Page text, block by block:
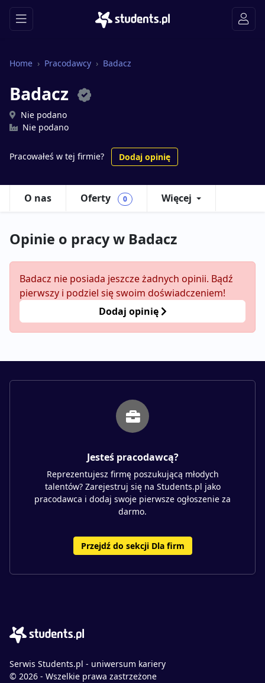
Home Pracodawcy Badacz
Badacz
Nie podano
Nie podano
Pracowałeś w tej firmie? Dodaj opinię
O nas Oferty 0 Więcej
Opinie o pracy w Badacz
Badacz nie posiada jeszcze żadnych opinii. Bądź
pierwszy i podziel się swoim doświadczeniem!
Dodaj opinię
Jesteś pracodawcą?
Reprezentujesz firmę poszukującą młodych
talentów? Zarejestruj się na Students.pl jako
pracodawca i dodaj swoje pierwsze ogłoszenie za
darmo.
Przejdź do sekcji Dla firm
Serwis Students.pl - uniwersum kariery
© 2026 - Wszelkie prawa zastrzeżone